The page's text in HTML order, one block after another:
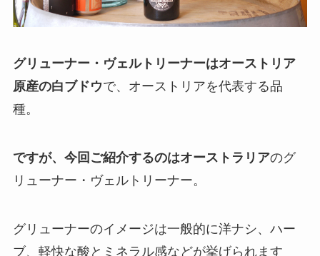
グリューナー・ヴェルトリーナーはオーストリア
原産の白ブドウで、オーストリアを代表する品
種。
ですが、今回ご紹介するのはオーストラリアのグ
リューナー・ヴェルトリーナー。
グリューナーのイメージは一般的に洋ナシ、ハー
ブ、軽快な酸とミネラル感などが挙げられます